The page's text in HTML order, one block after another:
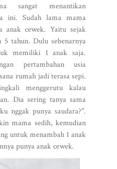
sangat menantikan
ini. Sudah lama mama
anak cewek. Yaitu sejak
5 tahun. Dulu sebenarnya
memiliki 1 anak saja.
pertambahan usia
rumah jadi terasa sepi.
menggerutu kalau
Dia sering tanya sama
nggak punya saudara?".
mama sedih, kemudian
untuk menambah 1 anak
punya anak cewek.